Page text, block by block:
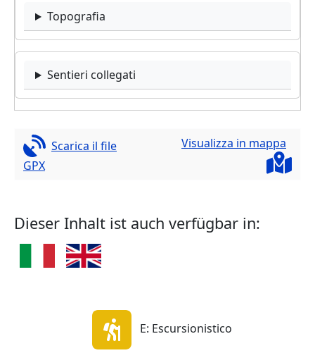
Topografia
Sentieri collegati
Scarica il file
GPX
Visualizza in mappa
Dieser Inhalt ist auch verfügbar in:
E: Escursionistico